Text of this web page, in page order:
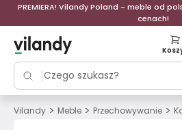
PREMIERA! Vilandy Poland - meble od
cenach!
Vilandy > Meble > Przechowywanie >